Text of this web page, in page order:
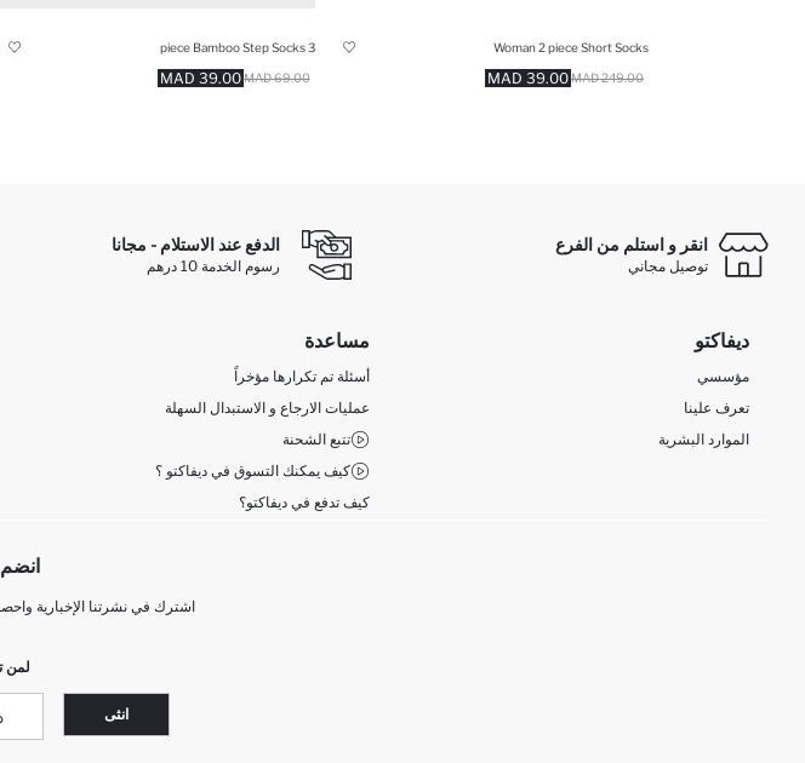
Woman 2 piece Short Socks
39.00 MAD 249.00 MAD
3 piece Bamboo Step Socks
39.00 MAD 69.00 MAD
انقر و استلم من الفرع
توصيل مجاني
الدفع عند الاستلام - مجانا
رسوم الخدمة 10 درهم
ديفاكتو
مؤسسي
تعرف علينا
الموارد البشرية
مساعدة
أسئلة تم تكرارها مؤخراً
عمليات الارجاع و الاستبدال السهلة
تتبع الشحنة
كيف يمكنك التسوق في ديفاكتو ؟
كيف تدفع في ديفاكتو؟
انضم
اشترك في نشرتنا الإخبارية واحصل على خصم
لمن
انثى